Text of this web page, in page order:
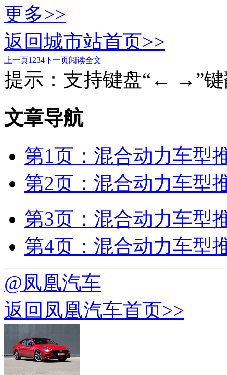
更多>>
返回城市站首页>>
上一页1 234下一页阅读全文
提示：支持键盘“← →”键
文章导航
第1页：混合动力车型
第2页：混合动力车型
第3页：混合动力车型
第4页：混合动力车型
@凤凰汽车
返回凤凰汽车首页>>